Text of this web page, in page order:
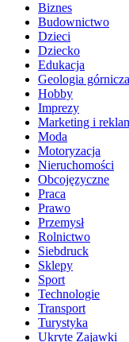
Biznes
Budownictwo
Dzieci
Dziecko
Edukacja
Geologia górnicza
Hobby
Imprezy
Marketing i
Moda
Motoryzacja
Nieruchomości
Obcojęzyczne
Praca
Prawo
Przemysł
Rolnictwo
Siebdruck
Sklepy
Sport
Technologie
Transport
Turystyka
Ukryte Zajawki